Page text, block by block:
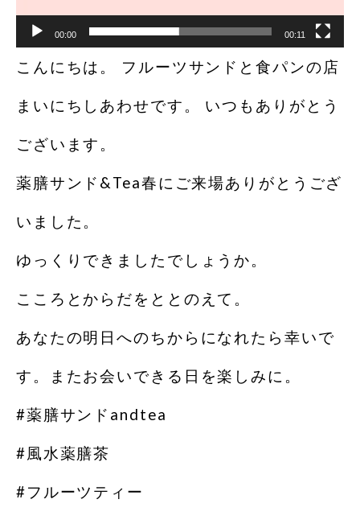
00:00 00:11
こんにちは。 フルーツサンドと食パンの店
まいにちしあわせです。 いつもありがとう
ございます。
薬膳サンド&Tea春にご来場ありがとうござ
いました。
ゆっくりできましたでしょうか。
こころとからだをととのえて。
あなたの明日へのちからになれたら幸いで
す。またお会いできる日を楽しみに。
#薬膳サンドandtea
#風水薬膳︎茶
#フルーツティー